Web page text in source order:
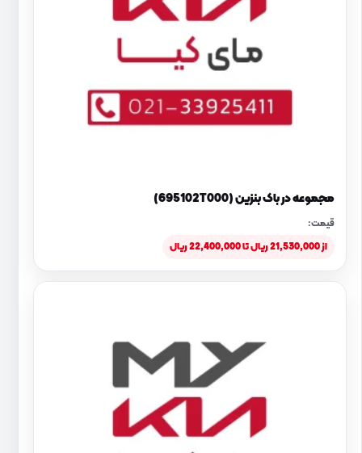
مجموعه در باک بنزین (695102T000)
قیمت:
از 21,530,000 ریال تا 22,400,000 ریال